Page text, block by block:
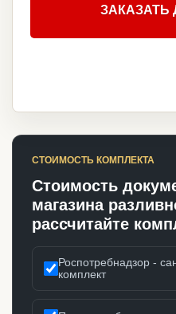
ЗАКАЗАТЬ
СТОИМОСТЬ КОМПЛЕКТА
Стоимость
магазина
рассчитайте
Роспотребнадзор -
комплект